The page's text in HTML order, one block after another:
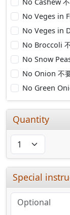
No Cashew
No Veges in
No Veges in
No Broccoli
No Snow
No Onion 不
No Green
Quantity
Special